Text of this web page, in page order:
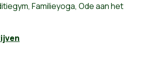
Familieyoga, Ode aan het